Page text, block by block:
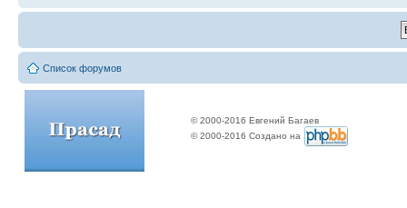
Список форумов
© 2000-2016 Евгений Багаев
© 2000-2016 Создано на